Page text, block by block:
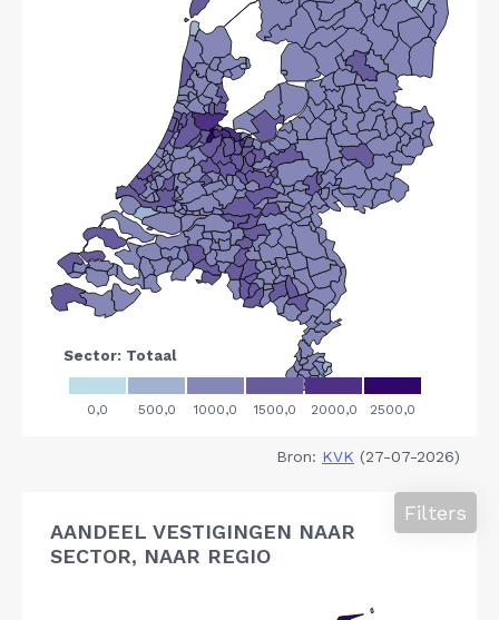
Bron: KVK (27-07-2026)
AANDEEL VESTIGINGEN NAAR
SECTOR, NAAR REGIO
Filters